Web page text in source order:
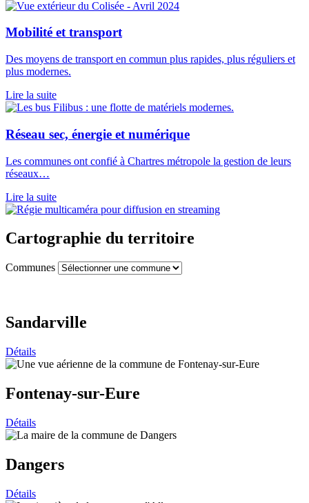
Mobilité et transport
Des moyens de transport en commun plus rapides, plus réguliers et
plus modernes.
Lire la suite
Réseau sec, énergie et numérique
Les communes ont confié à Chartres métropole la gestion de leurs
réseaux…
Lire la suite
Cartographie du territoire
Communes
Sandarville
Détails
Fontenay-sur-Eure
Détails
Dangers
Détails